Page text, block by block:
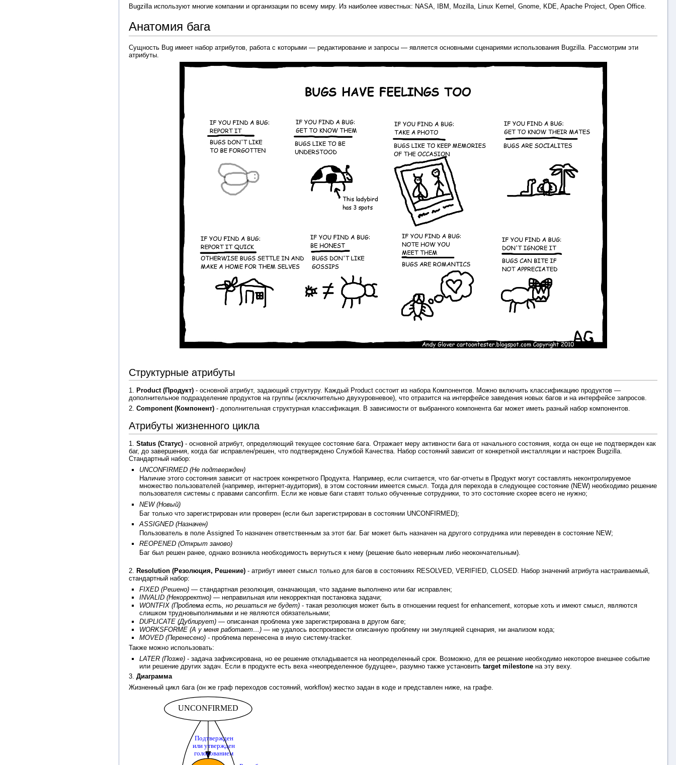
Bugzilla используют многие компании и организации по всему миру. Из наиболее известных: NASA, IBM, Mozilla, Linux Kernel, Gnome, KDE, Apache Project, Open Office.
Анатомия бага
Сущность Bug имеет набор атрибутов, работа с которыми — редактирование и запросы — является основными сценариями использования Bugzilla. Рассмотрим эти
атрибуты.
Структурные атрибуты
1. Product (Продукт) - основной атрибут, задающий структуру. Каждый Product состоит из набора Компонентов. Можно включить классификацию продуктов —
дополнительное подразделение продуктов на группы (исключительно двухуровневое), что отразится на интерфейсе заведения новых багов и на интерфейсе запросов.
2. Component (Компонент) - дополнительная структурная классификация. В зависимости от выбранного компонента баг может иметь разный набор компонентов.
Атрибуты жизненного цикла
1. Status (Статус) - основной атрибут, определяющий текущее состояние бага. Отражает меру активности бага от начального состояния, когда он еще не подтвержден как
баг, до завершения, когда баг исправлен/решен, что подтверждено Службой Качества. Набор состояний зависит от конкретной инсталляции и настроек Bugzilla.
Стандартный набор:
UNCONFIRMED (Не подтвержден)
Наличие этого состояния зависит от настроек конкретного Продукта. Например, если считается, что баг-отчеты в Продукт могут составлять неконтролируемое
множество пользователей (например, интернет-аудитория), в этом состоянии имеется смысл. Тогда для перехода в следующее состояние (NEW) необходимо решение
пользователя системы с правами canconfirm. Если же новые баги ставят только обученные сотрудники, то это состояние скорее всего не нужно;
NEW (Новый)
Баг только что зарегистрирован или проверен (если был зарегистрирован в состоянии UNCONFIRMED);
ASSIGNED (Назначен)
Пользователь в поле Assigned To назначен ответственным за этот баг. Баг может быть назначен на другого сотрудника или переведен в состояние NEW;
REOPENED (Открыт заново)
Баг был решен ранее, однако возникла необходимость вернуться к нему (решение было неверным либо неокончательным).
2. Resolution (Резолюция, Решение) - атрибут имеет смысл только для багов в состояниях RESOLVED, VERIFIED, CLOSED. Набор значений атрибута настраиваемый,
стандартный набор:
FIXED (Решено)— стандартная резолюция, означающая, что задание выполнено или баг исправлен;
INVALID (Некорректно)— неправильная или некорректная постановка задачи;
WONTFIX (Проблема есть, но решаться не будет)- такая резолюция может быть в отношении request for enhancement, которые хоть и имеют смысл, являются
слишком трудновыполнимыми и не являются обязательными;
DUPLICATE (Дублирует)— описанная проблема уже зарегистрирована в другом баге;
WORKSFORME (А у меня работает…)— не удалось воспроизвести описанную проблему ни эмуляцией сценария, ни анализом кода;
MOVED (Перенесено)- проблема перенесена в иную систему-tracker.
Также можно использовать:
LATER (Позже)- задача зафиксирована, но ее решение откладывается на неопределенный срок. Возможно, для ее решение необходимо некоторое внешнее событие
или решение других задач. Если в продукте есть веха «неопределенное будущее», разумно также установить target milestoneна эту веху.
3. Диаграмма
Жизненный цикл бага (он же граф переходов состояний, workflow) жестко задан в коде и представлен ниже, на графе.